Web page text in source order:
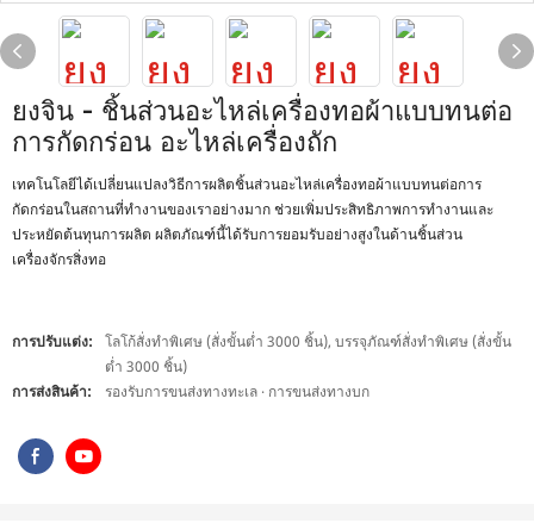
ยงจิน - ชิ้นส่วนอะไหล่เครื่องทอผ้าแบบทนต่อ
การกัดกร่อน อะไหล่เครื่องถัก
เทคโนโลยีได้เปลี่ยนแปลงวิธีการผลิตชิ้นส่วนอะไหล่เครื่องทอผ้าแบบทนต่อการ
กัดกร่อนในสถานที่ทำงานของเราอย่างมาก ช่วยเพิ่มประสิทธิภาพการทำงานและ
ประหยัดต้นทุนการผลิต ผลิตภัณฑ์นี้ได้รับการยอมรับอย่างสูงในด้านชิ้นส่วน
เครื่องจักรสิ่งทอ
การปรับแต่ง:
โลโก้สั่งทำพิเศษ (สั่งขั้นต่ำ 3000 ชิ้น), บรรจุภัณฑ์สั่งทำพิเศษ (สั่งขั้น
ต่ำ 3000 ชิ้น)
การส่งสินค้า:
รองรับการขนส่งทางทะเล · การขนส่งทางบก